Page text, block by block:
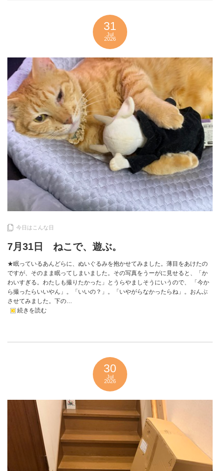
31
Jul
2026
今日はこんな日
7月31日 ねこで、遊ぶ。
★眠っているあんどらに、ぬいぐるみを抱かせてみました。薄目をあけたの
ですが、そのまま眠ってしまいました。その写真をうーがに見せると、「か
わいすぎる。わたしも撮りたかった」とうらやましそうにいうので、 「今か
ら撮ったらいいやん」。「いいの？」。「いやがらなかったらね」。おんぶ
させてみました。下の…
続きを読む
30
Jul
2026